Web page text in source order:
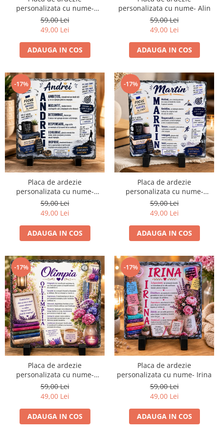
personalizata cu nume-
Carmen
59,00 Lei
49,00 Lei
ADAUGA IN COS
personalizata cu nume- Alin
59,00 Lei
49,00 Lei
ADAUGA IN COS
-17%
Placa de ardezie
personalizata cu nume-
Andrei
59,00 Lei
49,00 Lei
ADAUGA IN COS
-17%
Placa de ardezie
personalizata cu nume-
Martin
59,00 Lei
49,00 Lei
ADAUGA IN COS
-17%
Placa de ardezie
personalizata cu nume-
Olimpia
59,00 Lei
49,00 Lei
ADAUGA IN COS
-17%
Placa de ardezie
personalizata cu nume- Irina
59,00 Lei
49,00 Lei
ADAUGA IN COS